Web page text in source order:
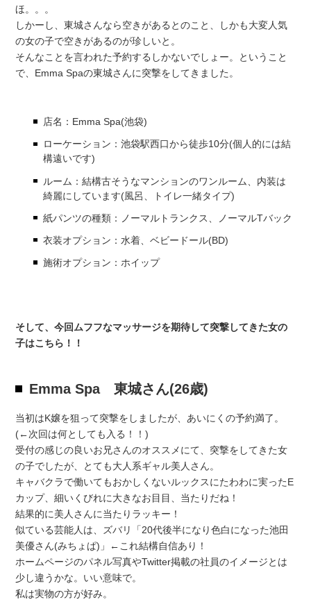
ほ。。。
しかーし、東城さんなら空きがあるとのこと、しかも大変人気
の女の子で空きがあるのが珍しいと。
そんなことを言われた予約するしかないでしょー。ということ
で、Emma Spaの東城さんに突撃をしてきました。
店名：Emma Spa(池袋)
ローケーション：池袋駅西口から徒歩10分(個人的には結
構遠いです)
ルーム：結構古そうなマンションのワンルーム、内装は
綺麗にしています(風呂、トイレ一緒タイプ)
紙パンツの種類：ノーマルトランクス、ノーマルTバック
衣装オプション：水着、ベビードール(BD)
施術オプション：ホイップ
そして、今回ムフフなマッサージを期待して突撃してきた女の
子はこちら！！
Emma Spa 東城さん(26歳)
当初はK嬢を狙って突撃をしましたが、あいにくの予約満了。
(←次回は何としても入る！！)
受付の感じの良いお兄さんのオススメにて、突撃をしてきた女
の子でしたが、とても大人系ギャル美人さん。
キャバクラで働いてもおかしくないルックスにたわわに実ったE
カップ、細いくびれに大きなお目目、当たりだね！
結果的に美人さんに当たりラッキー！
似ている芸能人は、ズバリ「20代後半になり色白になった池田
美優さん(みちょぱ)」←これ結構自信あり！
ホームページのパネル写真やTwitter掲載の社員のイメージとは
少し違うかな。いい意味で。
私は実物の方が好み。